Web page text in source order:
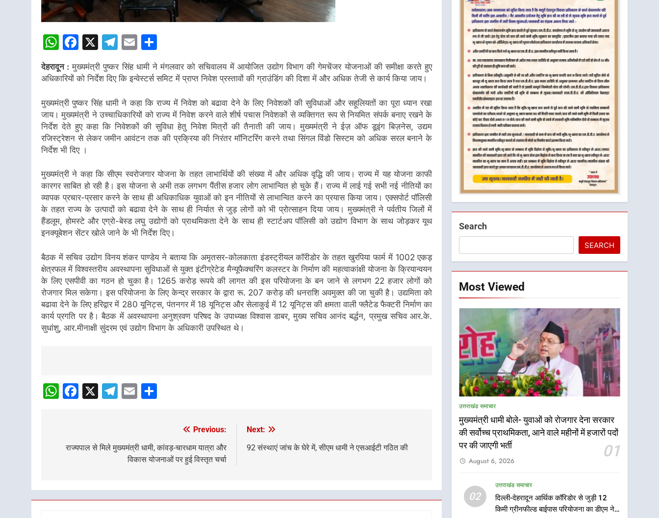
WhatsApp
Facebook
X Telegram
Email
देहरादून : मुख्यमंत्री पुष्कर सिंह धामी ने मंगलवार को सचिवालय में आयोजित उद्योग विभाग की गेमचेंजर योजनाओं की समीक्षा करते हुए
अधिकारियों को निर्देश दिए कि इन्वेस्टर्स समिट में प्राप्त निवेश प्रस्तावों की ग्राउंडिंग की दिशा में और अधिक तेजी से कार्य किया जाय।
मुख्यमंत्री पुष्कर सिंह धामी ने कहा कि राज्य में निवेश को बढावा देने के लिए निवेशकों की सुविधाओं और सहूलियतों का पूरा ध्यान रखा
जाय। मुख्यमंत्री ने उच्चाधिकारियों को राज्य में निवेश करने वाले शीर्ष पचास निवेशकों से व्यक्तिगत रूप से नियमित संपर्क बनाए रखने के
निर्देश देते हुए कहा कि निवेशकों की सुविधा हेतु निवेश मित्रों की तैनाती की जाय। मुख्यमंत्री ने ईज़ ऑफ डूइंग बिज़नेस, उद्यम
रजिस्ट्रेशन से लेकर जमीन आवंटन तक की प्रक्रिया की निरंतर मॉनिटरिंग करने तथा सिंगल विंडो सिस्टम को अधिक सरल बनाने के
निर्देश भी दिए ।
मुख्यमंत्री ने कहा कि सीएम स्वरोजगार योजना के तहत लाभार्थियों की संख्या में और अधिक वृद्धि की जाय। राज्य में यह योजना काफी
कारगर साबित हो रही है। इस योजना से अभी तक लगभग पैंतीस हजार लोग लाभान्वित हो चुके हैं। राज्य में लाई गई सभी नई नीतियों का
व्यापक प्रचार-प्रसार करने के साथ ही अधिकाधिक युवाओं को इन नीतियों से लाभान्वित करने का प्रयास किया जाय। एक्सपोर्ट पॉलिसी
के तहत राज्य के उत्पादों को बढावा देने के साथ ही निर्यात से जुड़ लोगों को भी प्रोत्साहन दिया जाय। मुख्यमंत्री ने पर्वतीय जिलों में
हैंडलूम, होमस्टे और एग्रो-बेस्ड लघु उद्योगों को प्राथमिकता देने के साथ ही स्टार्टअप पॉलिसी को उद्योग विभाग के साथ जोड़कर यूथ
इनक्यूबेशन सेंटर खोले जाने के भी निर्देश दिए।
बैठक में सचिव उद्योग विनय शंकर पाण्डेय ने बताया कि अमृतसर-कोलकाता इंडस्ट्रीयल कॉरीडोर के तहत खुरपिया फार्म में 1002 एकड़
क्षेत्रफल में विश्वस्तरीय अवस्थापना सुविधाओं से युक्त इंटीग्रेटेड मैन्यूफैक्चरिंग कलस्टर के निर्माण की महत्वाकांक्षी योजना के क्रियान्वयन
के लिए एसपीवी का गठन हो चुका है। 1265 करोड़ रूपये की लागत की इस परियोजना के बन जाने से लगभग 22 हजार लोगों को
रोजगार मिल सकेगा। इस परियोजना के लिए केन्द्र सरकार के द्वारा रू. 207 करोड़ की धनराशि अवमुक्त की जा चुकी है। उद्यमिता को
बढावा देने के लिए हरिद्वार में 280 यूनिट्स, पंतनगर में 18 यूनिट्स और सेलाकुई में 12 यूनिट्स की क्षमता वाली फ्लैटेड फैक्टरी निर्माण का
कार्य प्रगति पर है। बैठक में अवस्थापना अनुश्रवण परिषद के उपाध्यक्ष विश्वास डाबर, मुख्य सचिव आनंद बर्द्धन, प्रमुख सचिव आर.के.
सुधांशु, आर.मीनाक्षी सुंदरम एवं उद्योग विभाग के अधिकारी उपस्थित थे।
Navigation
WhatsApp
Facebook
X Telegram
Email
navigation
Previous:
राज्यपाल से मिले मुख्यमंत्री धामी, कांवड़-चारधाम यात्रा और
विकास योजनाओं पर हुई विस्तृत चर्चा
Next:
92 संस्थाएं जांच के घेरे में, सीएम धामी ने एसआईटी गठित की
Search
SEARCH
Most Viewed
उत्तराखंड समाचार
मुख्यमंत्री धामी बोले- युवाओं को रोजगार देना सरकार
की सर्वोच्च प्राथमिकता, आने वाले महीनों में हजारों पदों
पर की जाएगी भर्ती
01
August 6, 2026
02
उत्तराखंड समाचार
दिल्ली-देहरादून आर्थिक कॉरिडोर से जुड़ी 12
किमी ग्रीनफील्ड बाईपास परियोजना का डीएम ने
5
एमडीडीए बोर्ड बैठक में 25 विकास
प्रस्तावों को मिली मंजूरी, देहरादून-